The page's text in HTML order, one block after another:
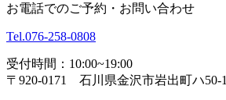
お電話でのご予約・お問い合わせ
Tel.076-258-0808
受付時間：10:00~19:00
〒920-0171 石川県金沢市岩出町ハ50-1